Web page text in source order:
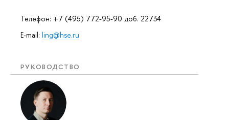
Телефон: +7 (495) 772-95-90 доб. 22734
E-mail: ling@hse.ru
РУКОВОДСТВО